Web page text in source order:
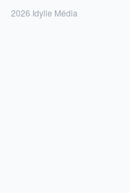
2026 Idylle Média